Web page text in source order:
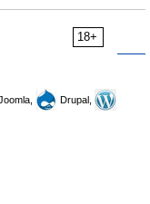
18+
Drupal,